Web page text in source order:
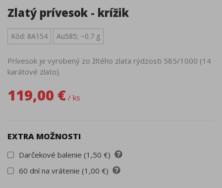
Zlatý prívesok - krížik
Kód: 8A154 Au585; ~0.7 g
Prívesok je vyrobený zo žltého zlata rýdzosti 585/1000 (14
karátové zlato).
119,00 € / ks
EXTRA MOŽNOSTI
Darčekové balenie (1,50 €)
60 dní na vrátenie (1,00 €)